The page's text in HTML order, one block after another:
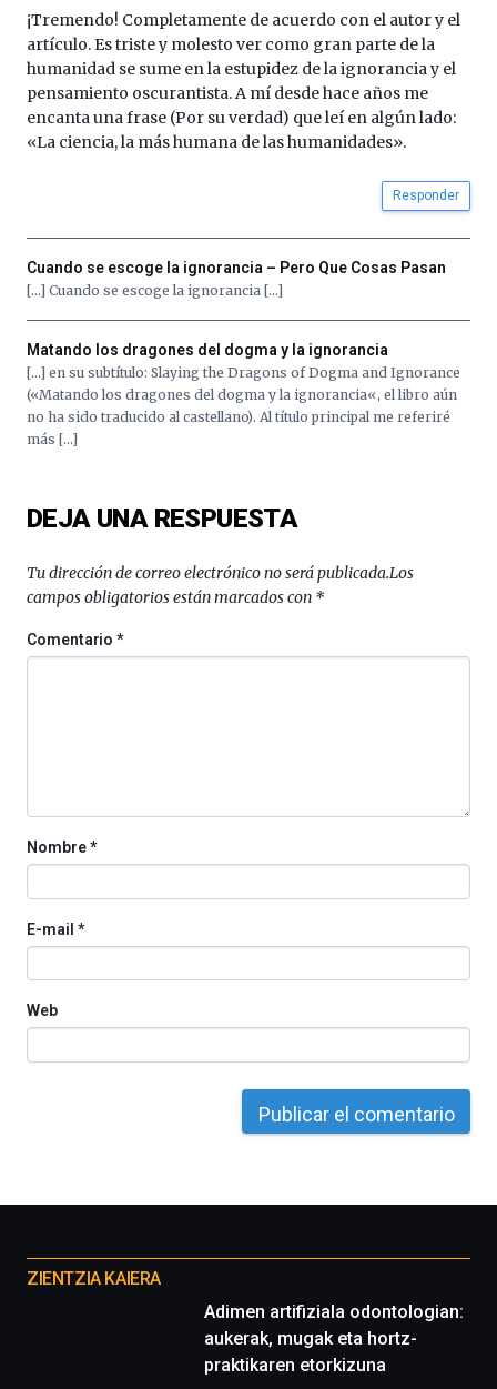
¡Tremendo! Completamente de acuerdo con el autor y el
artículo. Es triste y molesto ver como gran parte de la
humanidad se sume en la estupidez de la ignorancia y el
pensamiento oscurantista. A mí desde hace años me
encanta una frase (Por su verdad) que leí en algún lado:
«La ciencia, la más humana de las humanidades».
Responder
Cuando se escoge la ignorancia – Pero Que Cosas Pasan
[…] Cuando se escoge la ignorancia […]
Matando los dragones del dogma y la ignorancia
[…] en su subtítulo: Slaying the Dragons of Dogma and Ignorance
(«Matando los dragones del dogma y la ignorancia«, el libro aún
no ha sido traducido al castellano). Al título principal me referiré
más […]
DEJA UNA RESPUESTA
Tu dirección de correo electrónico no será publicada.Los
campos obligatorios están marcados con *
Comentario*
Nombre*
E-mail *
Web
proyectos
ZIENTZIA KAIERA
Adimen artifiziala odontologian:
aukerak, mugak eta hortz-
praktikaren etorkizuna